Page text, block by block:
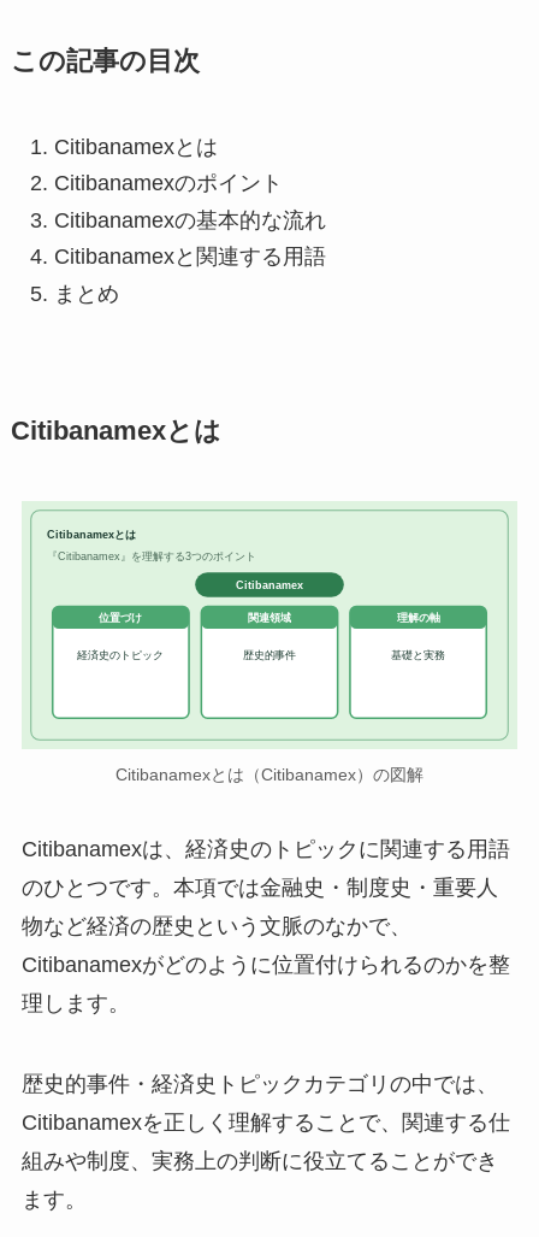
この記事の目次
Citibanamexとは
Citibanamexのポイント
Citibanamexの基本的な流れ
Citibanamexと関連する用語
まとめ
Citibanamexとは
Citibanamexとは
『Citibanamex』を理解する3つのポイント
Citibanamex
位置づけ
経済史のトピック
関連領域
歴史的事件
理解の軸
基礎と実務
Citibanamexとは（Citibanamex）の図解
Citibanamexは、経済史のトピックに関連する用語
のひとつです。本項では金融史・制度史・重要人
物など経済の歴史という文脈のなかで、
Citibanamexがどのように位置付けられるのかを整
理します。
歴史的事件・経済史トピックカテゴリの中では、
Citibanamexを正しく理解することで、関連する仕
組みや制度、実務上の判断に役立てることができ
ます。